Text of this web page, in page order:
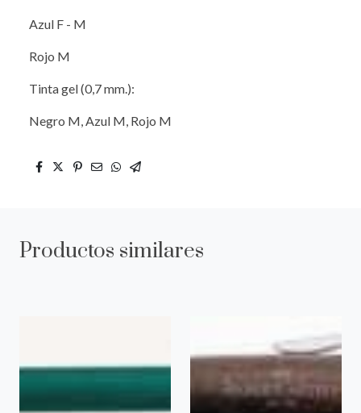
Azul F - M
Rojo M
Tinta gel (0,7 mm.):
Negro M, Azul M, Rojo M
Productos similares